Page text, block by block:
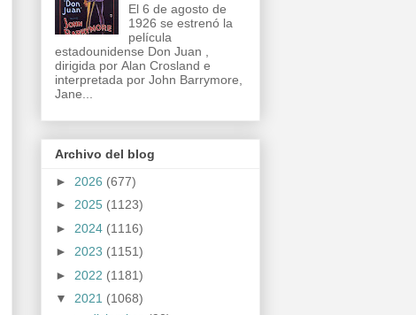
El 6 de agosto de
1926 se estrenó la
película
estadounidense Don Juan ,
dirigida por Alan Crosland e
interpretada por John Barrymore,
Jane...
Archivo del blog
► 2026 (677)
► 2025 (1123)
► 2024 (1116)
► 2023 (1151)
► 2022 (1181)
▼ 2021 (1068)